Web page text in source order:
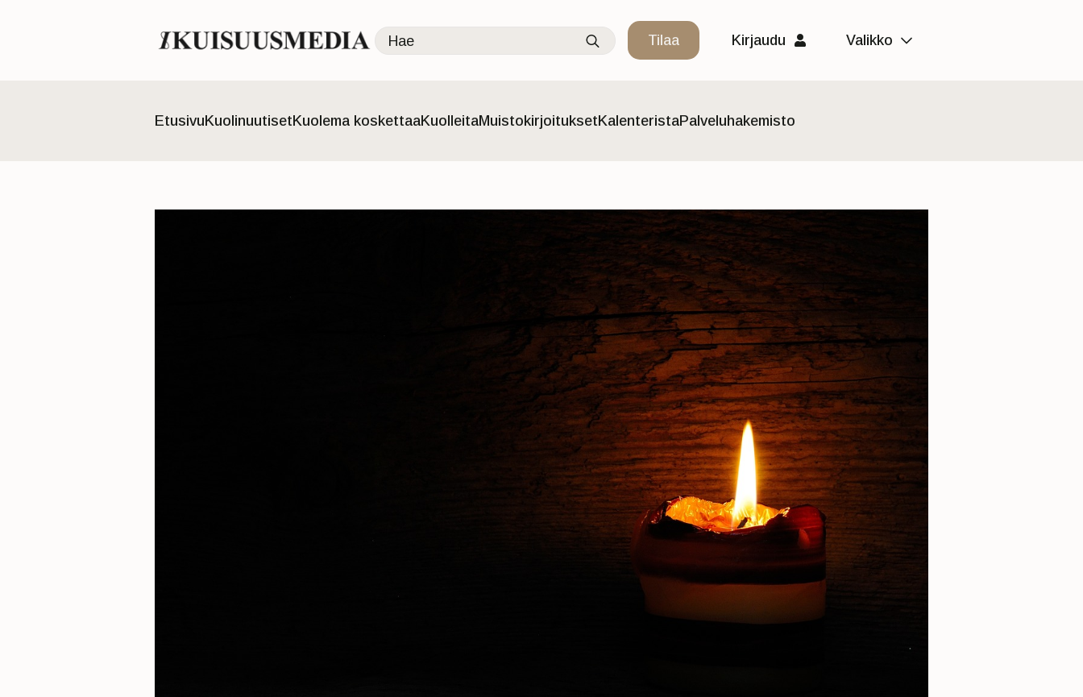
Search
for:
Tilaa Kirjaudu Valikko
Etusivu KuolinuutisetKuolema koskettaaKuolleitaMuistokirjoituksetKalenteristaPalveluhakemisto